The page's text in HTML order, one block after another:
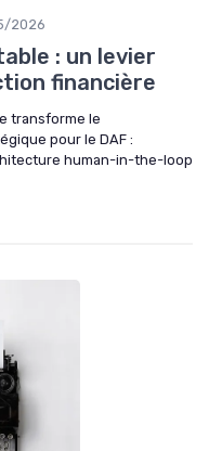
2026
: un levier
financière
transforme le
pour le DAF :
human-in-the-loop